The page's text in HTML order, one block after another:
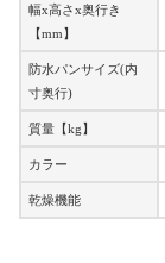
幅x高さx奥行き
【mm】
防水パンサイズ(内
寸奥行)
質量【kg】
カラー
乾燥機能